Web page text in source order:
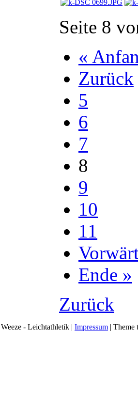
Seite 8
«
Zurück
5
6
7
8
9
10
11
Ende »
Zurück
- Leichtathletik | Impressum | Theme